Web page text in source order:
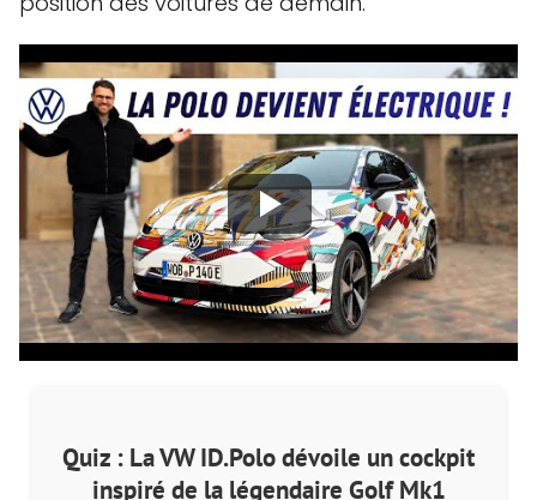
Quiz : La VW ID.Polo dévoile un cockpit
inspiré de la légendaire Golf Mk1